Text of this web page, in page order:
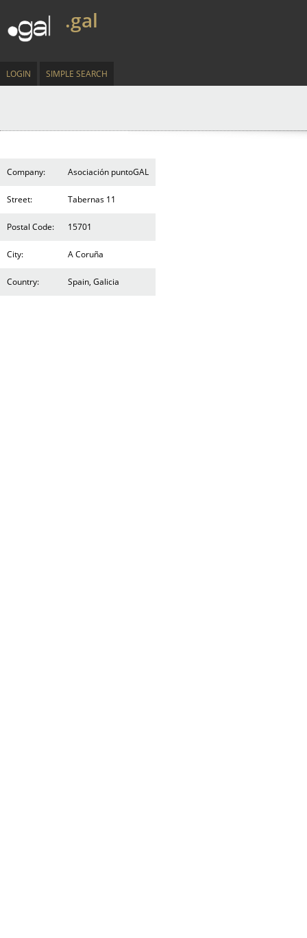
.gal
LOGIN SIMPLE SEARCH
Company: Asociación puntoGAL
Street: Tabernas 11
Postal Code: 15701
City: A Coruña
Country: Spain, Galicia